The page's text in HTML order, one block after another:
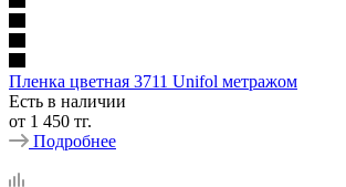
Пленка цветная 3711 Unifol метражом
Есть в наличии
от 1 450 тг.
Подробнее